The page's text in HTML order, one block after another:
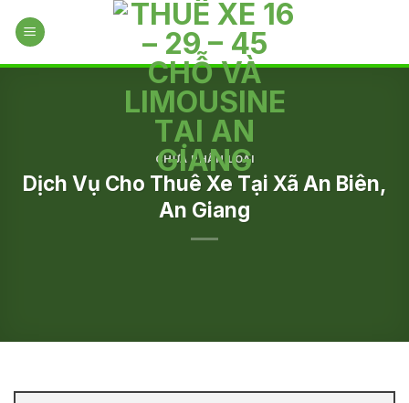
CHƯA PHÂN LOẠI
Dịch Vụ Cho Thuê Xe Tại Xã An Biên,
An Giang